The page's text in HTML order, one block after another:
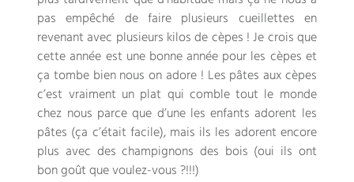
pas empêché de faire plusieurs cueillettes en
revenant avec plusieurs kilos de cèpes ! Je crois que
cette année est une bonne année pour les cèpes et
ça tombe bien nous on adore ! Les pâtes aux cèpes
c’est vraiment un plat qui comble tout le monde
chez nous parce que d’une les enfants adorent les
pâtes (ça c’était facile), mais ils les adorent encore
plus avec des champignons des bois (oui ils ont
bon goût que voulez-vous ?!!!)